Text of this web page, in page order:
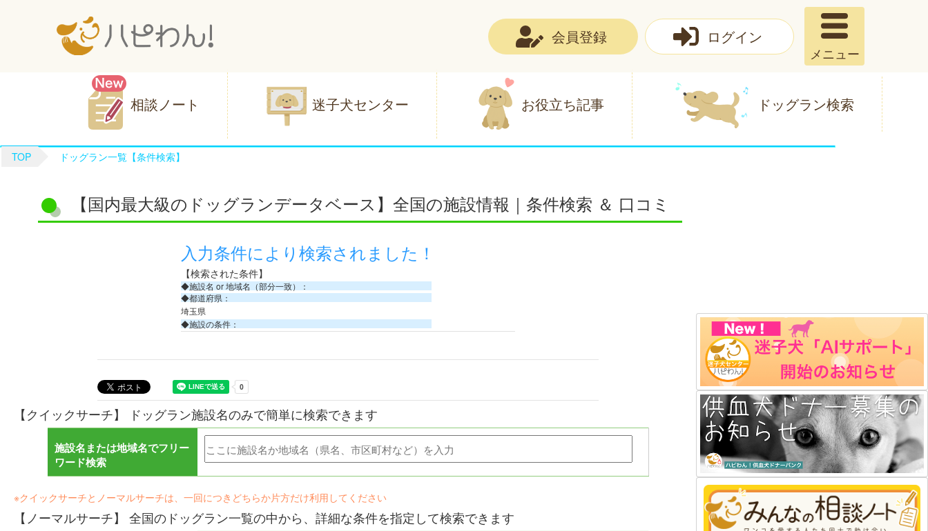
会員登録 ログイン
メニュー
相談ノート 迷子犬センター お役立ち記事 ドッグラン検索
TOP ドッグラン一覧【条件検索】
【国内最大級のドッグランデータベース】全国の施設情報｜条件検索 ＆ 口コミ
入力条件により検索されました！
【検索された条件】
◆施設名 or 地域名（部分一致）：
◆都道府県：
埼玉県
◆施設の条件：
【クイックサーチ】 ドッグラン施設名のみで簡単に検索できます
施設名または地域名でフリー
ワード検索
※クイックサーチとノーマルサーチは、一回につきどちらか片方だけ利用してください
【ノーマルサーチ】 全国のドッグラン一覧の中から、詳細な条件を指定して検索できます